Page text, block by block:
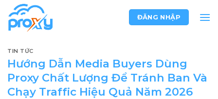
Chuyển
đến
nội
ĐĂNG NHẬP
TIN TỨC
Hướng Dẫn Media Buyers Dùng
Proxy Chất Lượng Để Tránh Ban Và
Chạy Traffic Hiệu Quả Năm 2026